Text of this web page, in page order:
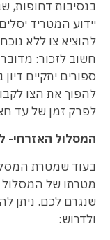
בנסיבות דחופות,
יידוע המטריד
להוציא צו ללא
חשוב לזכור: מדובר
ספורים יתקיים
להפוך את הצו
לפרק זמן של עד חצי
המסלול האזרחי- לא
בעוד שמטרת
מטרתו של המסלול
שנגרם לכם. ניתן
ולדרוש: